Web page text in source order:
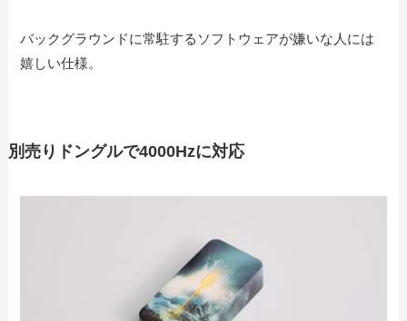
バックグラウンドに常駐するソフトウェアが嫌いな人には
嬉しい仕様。
別売りドングルで4000Hzに対応